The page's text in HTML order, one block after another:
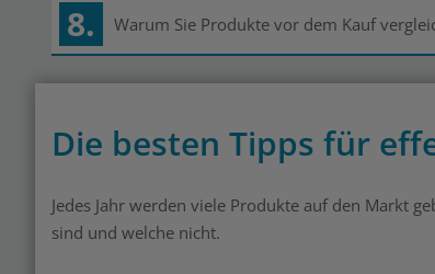
8. Warum Sie Produkte vor dem Kauf
Die besten Tipps für
Jedes Jahr werden viele Produkte auf den Markt
sind und welche nicht.